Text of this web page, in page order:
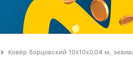
Ковёр борцовский 10х10х0,04 м,